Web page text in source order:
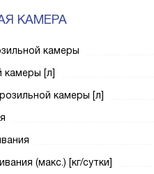
КАМЕРА
камеры
камеры [л]
камеры [л]
(макс.) [кг/сутки]